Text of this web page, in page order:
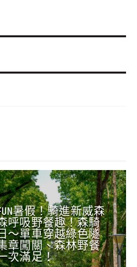
暑假！騎進新威森
呼吸野餐趣！森騎
～單車穿越綠色隧
章闖關、森林野餐
次滿足！